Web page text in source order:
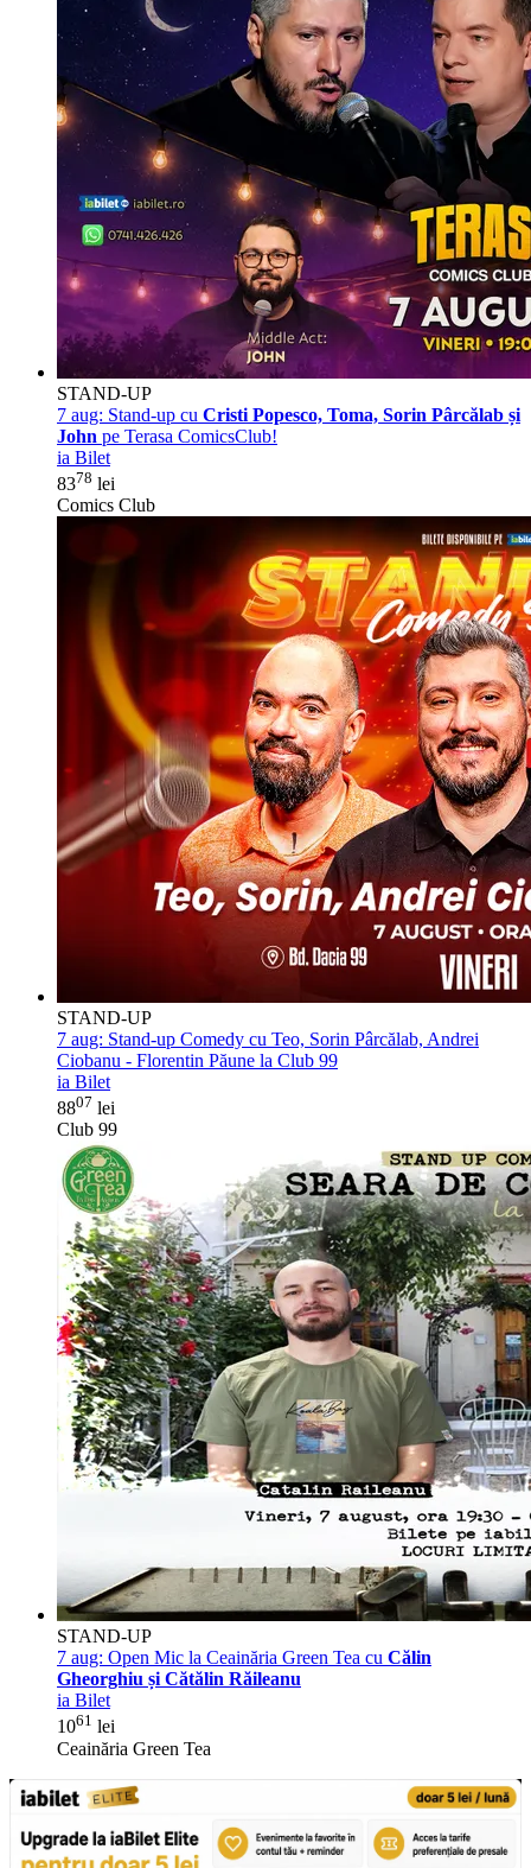
STAND-UP
7 aug: Stand-up cu Cristi Popesco, Toma, Sorin Pârcălab și
John pe Terasa ComicsClub!
ia Bilet
8378 lei
Comics Club
STAND-UP
7 aug: Stand-up Comedy cu Teo, Sorin Pârcălab, Andrei
Ciobanu - Florentin Păune la Club 99
ia Bilet
8807 lei
Club 99
STAND-UP
7 aug: Open Mic la Ceainăria Green Tea cu Călin
Gheorghiu și Cătălin Răileanu
ia Bilet
1061 lei
Ceainăria Green Tea